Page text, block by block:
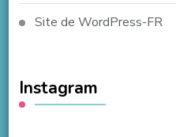
Site de WordPress-FR
Instagram